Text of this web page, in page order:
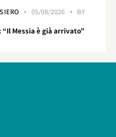
05/08/2026
BY
“Il Messia è già arrivato”